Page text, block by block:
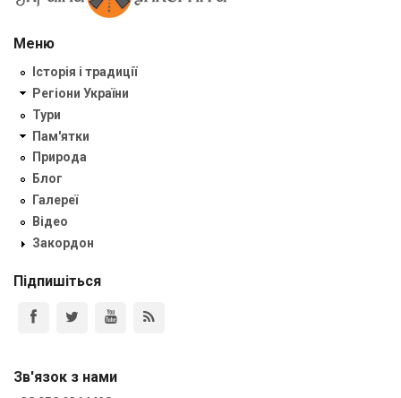
Меню
Історія і традиції
Регіони України
Тури
Пам'ятки
Природа
Блог
Галереї
Відео
Закордон
Підпишіться
Зв'язок з нами